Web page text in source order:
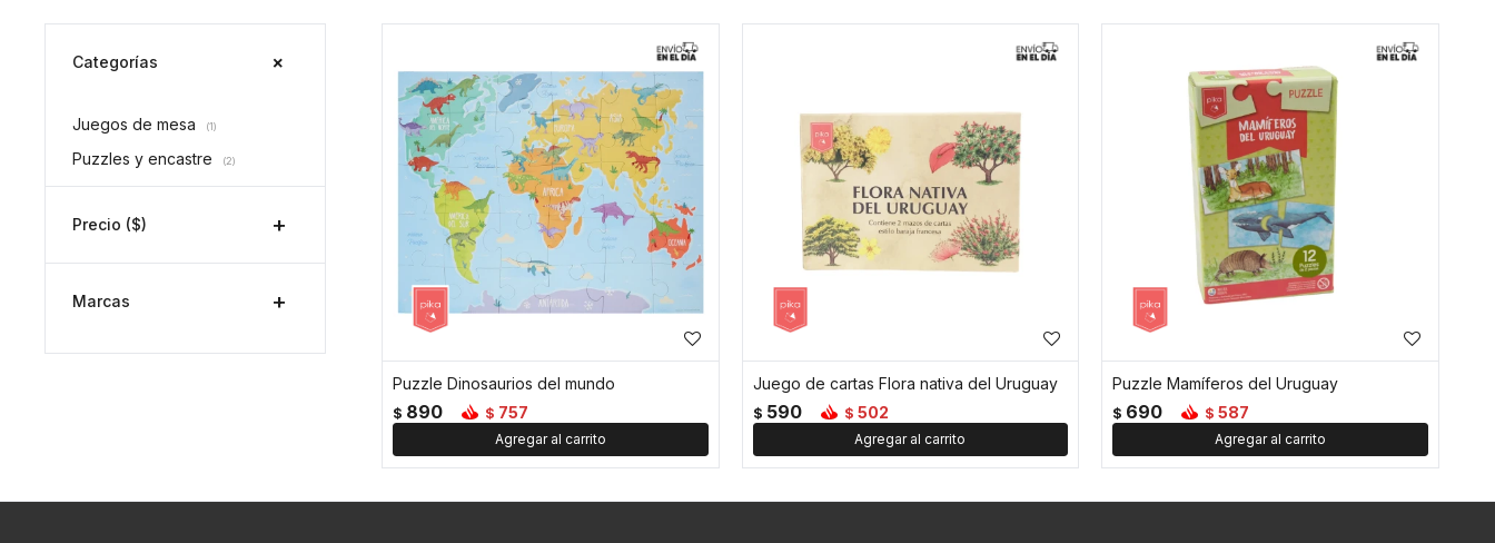
Puzzle Dinosaurios del mundo
$ 890 $ 757
Juego de cartas Flora nativa del Uruguay
$ 590 $ 502
Puzzle Mamíferos del Uruguay
$ 690 $ 587
Categorías
Juegos de mesa (1)
Puzzles y encastre (2)
Precio ($)
Marcas